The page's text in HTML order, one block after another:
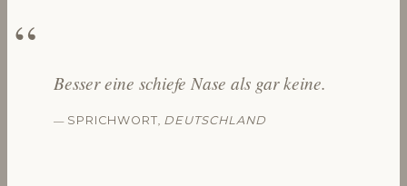
Besser eine schiefe Nase als gar keine.
— SPRICHWORT DEUTSCHLAND